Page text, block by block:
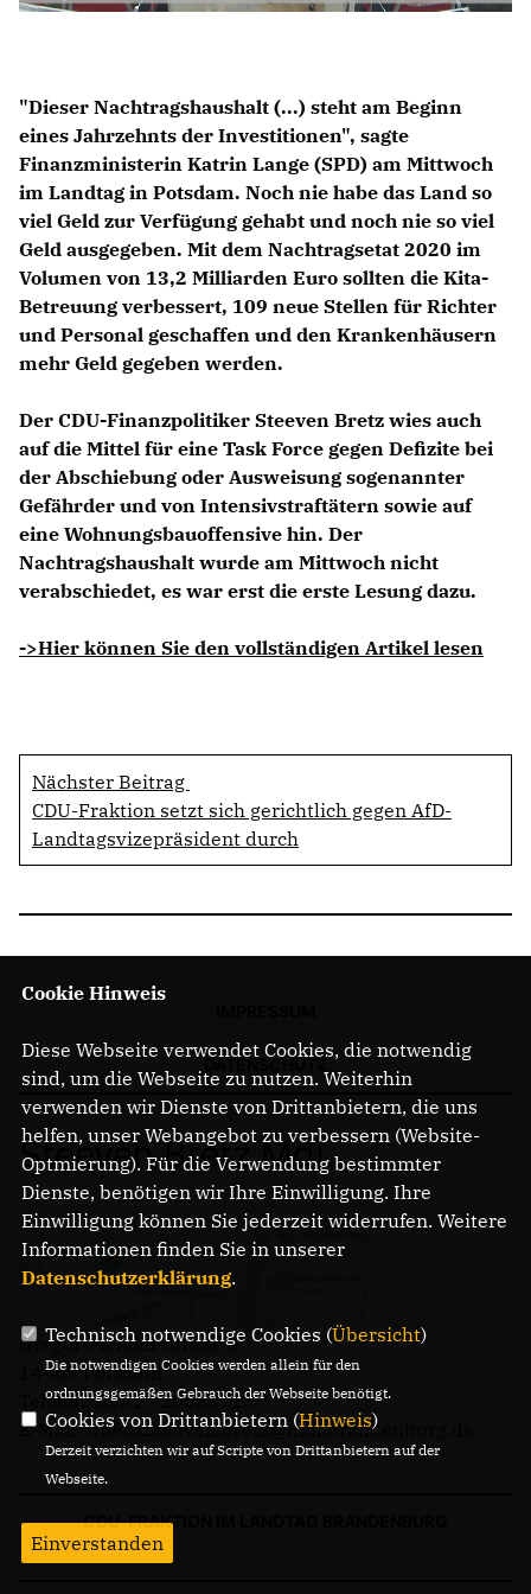
"Dieser Nachtragshaushalt (...) steht am Beginn
eines Jahrzehnts der Investitionen", sagte
Finanzministerin Katrin Lange (SPD) am Mittwoch
im Landtag in Potsdam. Noch nie habe das Land so
viel Geld zur Verfügung gehabt und noch nie so viel
Geld ausgegeben. Mit dem Nachtragsetat 2020 im
Volumen von 13,2 Milliarden Euro sollten die Kita-
Betreuung verbessert, 109 neue Stellen für Richter
und Personal geschaffen und den Krankenhäusern
mehr Geld gegeben werden.
Der CDU-Finanzpolitiker Steeven Bretz wies auch
auf die Mittel für eine Task Force gegen Defizite bei
der Abschiebung oder Ausweisung sogenannter
Gefährder und von Intensivstraftätern sowie auf
eine Wohnungsbauoffensive hin. Der
Nachtragshaushalt wurde am Mittwoch nicht
verabschiedet, es war erst die erste Lesung dazu.
->Hier können Sie den vollständigen Artikel lesen
Nächster Beitrag
CDU-Fraktion setzt sich gerichtlich gegen AfD-
Landtagsvizepräsident durch
Steeven Bretz MdL
Gregor-Mendel-Straße 3
14469 Potsdam
Telefon: 0331 - 20085713
E-Mail: buero.steeven.bretz@mdl.brandenburg.de
CDU-FRAKTION IM LANDTAG BRANDENBURG
Cookie Hinweis
Diese Webseite verwendet Cookies, die notwendig
sind, um die Webseite zu nutzen. Weiterhin
verwenden wir Dienste von Drittanbietern, die uns
helfen, unser Webangebot zu verbessern (Website-
Optmierung). Für die Verwendung bestimmter
Dienste, benötigen wir Ihre Einwilligung. Ihre
Einwilligung können Sie jederzeit widerrufen. Weitere
Informationen finden Sie in unserer
Datenschutzerklärung.
Technisch notwendige Cookies (Übersicht)
Die notwendigen Cookies werden allein für den
ordnungsgemäßen Gebrauch der Webseite benötigt.
Cookies von Drittanbietern (Hinweis)
Derzeit verzichten wir auf Scripte von Drittanbietern auf der
Webseite.
Einverstanden